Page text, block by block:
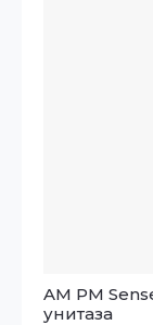
AM PM
унитаза